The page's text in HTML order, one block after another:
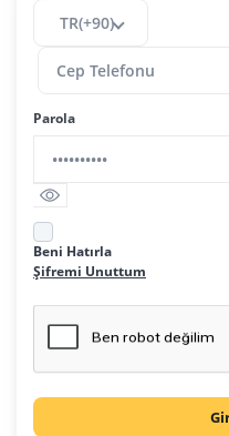
TR(+90)
Parola
Beni Hatırla
Şifremi Unuttum